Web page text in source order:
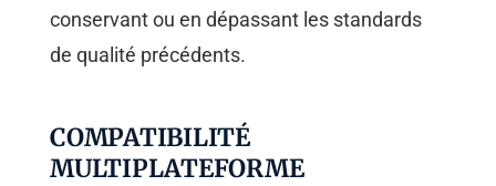
conservant ou en dépassant les standards
de qualité précédents.
COMPATIBILITÉ
MULTIPLATEFORME